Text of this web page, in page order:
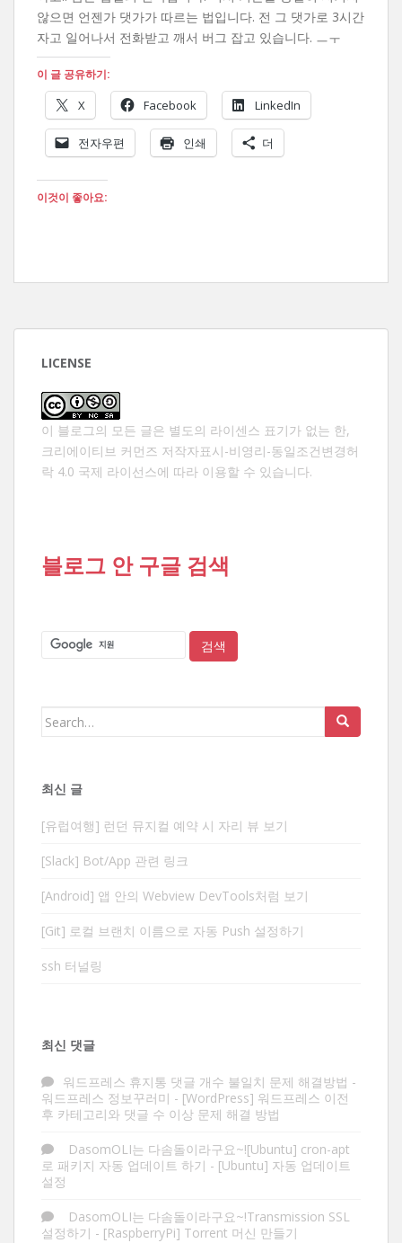
않으면 언젠가 댓가가 따르는 법입니다. 전 그 댓가로 3시간
자고 일어나서 전화받고 깨서 버그 잡고 있습니다. ㅡㅜ
이 글 공유하기:
X Facebook LinkedIn
전자우편 인쇄 더
이것이 좋아요:
LICENSE
이 블로그의 모든 글은 별도의 라이센스 표기가 없는 한,
크리에이티브 커먼즈 저작자표시-비영리-동일조건변경허
락 4.0 국제 라이선스에 따라 이용할 수 있습니다.
블로그 안 구글 검색
Search
최신 글
[유럽여행] 런던 뮤지컬 예약 시 자리 뷰 보기
[Slack] Bot/App 관련 링크
[Android] 앱 안의 Webview DevTools처럼 보기
[Git] 로컬 브랜치 이름으로 자동 Push 설정하기
ssh 터널링
최신 댓글
워드프레스 휴지통 댓글 개수 불일치 문제 해결방법 -
워드프레스 정보꾸러미 - [WordPress] 워드프레스 이전
후 카테고리와 댓글 수 이상 문제 해결 방법
DasomOLI는 다솜돌이라구요~![Ubuntu] cron-apt
로 패키지 자동 업데이트 하기 - [Ubuntu] 자동 업데이트
설정
DasomOLI는 다솜돌이라구요~!Transmission SSL
설정하기 - [RaspberryPi] Torrent 머신 만들기